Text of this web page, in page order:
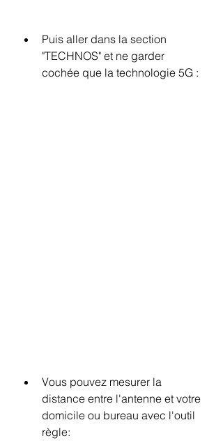
Puis aller dans la section
"TECHNOS" et ne garder
cochée que la technologie 5G :
Vous pouvez mesurer la
distance entre l'antenne et votre
domicile ou bureau avec l'outil
règle: